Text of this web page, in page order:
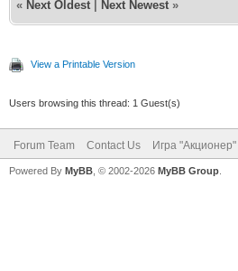
« Next Oldest Next Newest »
View a Printable Version
Users browsing this thread: 1 Guest(s)
Forum Team Contact Us Игра "Акционер"
Powered By MyBB , © 2002-2026 MyBB Group